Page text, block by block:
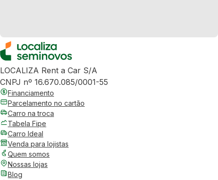
LOCALIZA Rent a Car S/A
CNPJ nº 16.670.085/0001-55
Financiamento
Parcelamento no cartão
Carro na troca
Tabela Fipe
Carro Ideal
Venda para lojistas
Quem somos
Nossas lojas
Blog